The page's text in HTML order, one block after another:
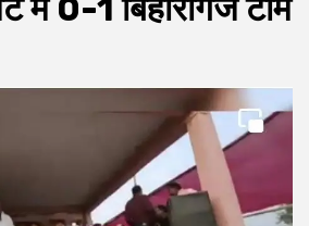
में 0-1 बिहारीगंज टीम